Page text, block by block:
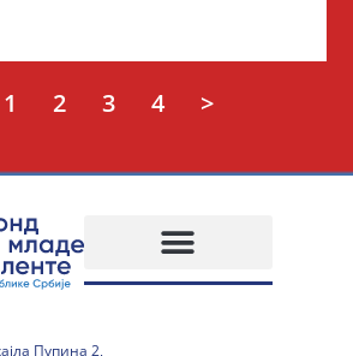
1 2 3 4 >
Пупина 2,